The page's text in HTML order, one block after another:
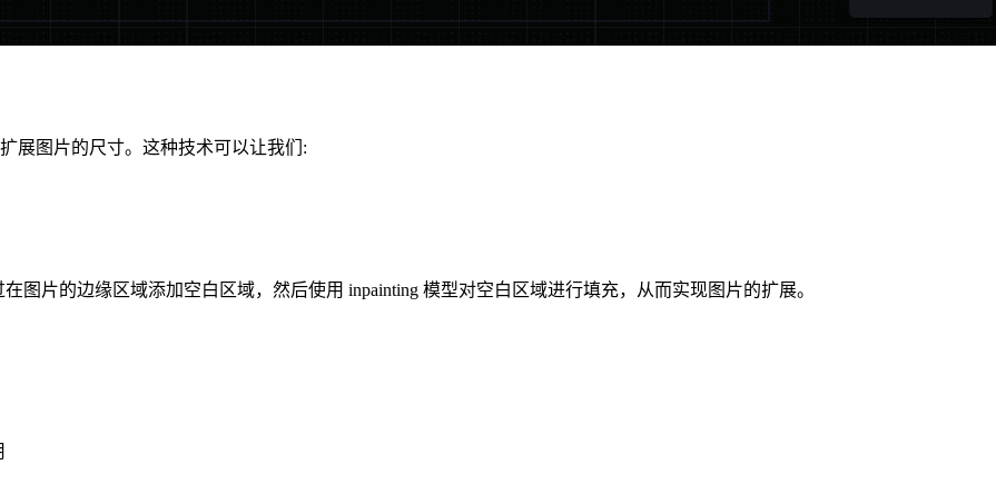
展图片的尺寸。这种技术可以让我们:
图片的边缘区域添加空白区域，然后使用 inpainting 模型对空白区域进行填充，从而实现图片的扩展。